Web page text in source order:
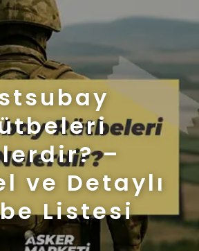
–
ve Detaylı
Listesi